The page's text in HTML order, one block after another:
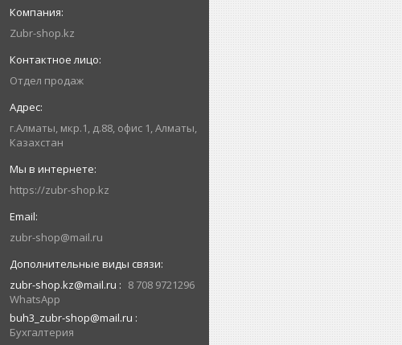
Zubr-shop.kz
Отдел продаж
г.Алматы, мкр.1, д.88, офис 1, Алматы,
Казахстан
https://zubr-shop.kz
zubr-shop@mail.ru
zubr-shop.kz@mail.ru
8 708 9721296
WhatsApp
buh3_zubr-shop@mail.ru
Бухгалтерия